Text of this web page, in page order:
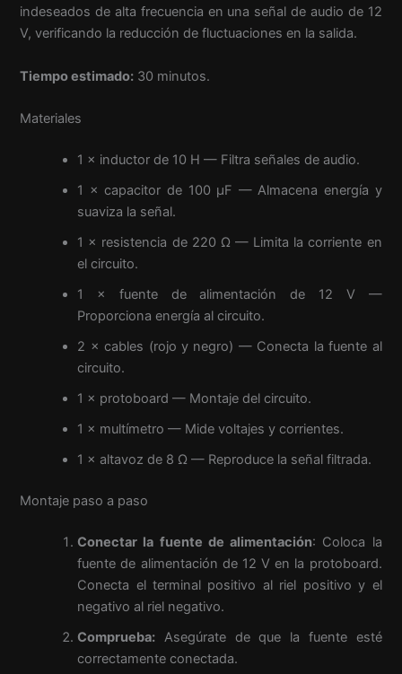
indeseados de alta frecuencia en una señal de audio de 12
V, verificando la reducción de fluctuaciones en la salida.
Tiempo estimado: 30 minutos.
Materiales
1 × inductor de 10 H — Filtra señales de audio.
1 × capacitor de 100 µF — Almacena energía y
suaviza la señal.
1 × resistencia de 220 Ω — Limita la corriente en
el circuito.
1 × fuente de alimentación de 12 V —
Proporciona energía al circuito.
2 × cables (rojo y negro) — Conecta la fuente al
circuito.
1 × protoboard — Montaje del circuito.
1 × multímetro — Mide voltajes y corrientes.
1 × altavoz de 8 Ω — Reproduce la señal filtrada.
Montaje paso a paso
Conectar la fuente de alimentación: Coloca la
fuente de alimentación de 12 V en la protoboard.
Conecta el terminal positivo al riel positivo y el
negativo al riel negativo.
Comprueba: Asegúrate de que la fuente esté
correctamente conectada.